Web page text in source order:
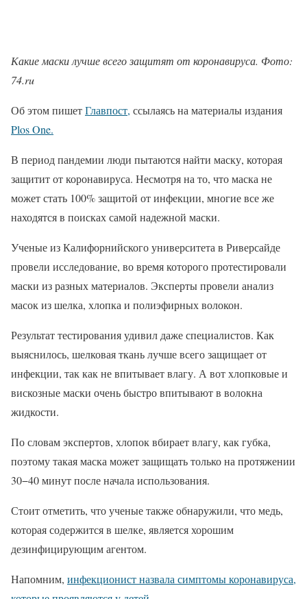
Какие маски лучше всего защитят от коронавируса. Фото:
74.ru
Об этом пишетГлавпост, ссылаясь на материалы издания
Plos One.
В период пандемии люди пытаются найти маску, которая
защитит от коронавируса. Несмотря на то, что маска не
может стать 100% защитой от инфекции, многие все же
находятся в поисках самой надежной маски.
Ученые из Калифорнийского университета в Риверсайде
провели исследование, во время которого протестировали
маски из разных материалов. Эксперты провели анализ
масок из шелка, хлопка и полиэфирных волокон.
Результат тестирования удивил даже специалистов. Как
выяснилось, шелковая ткань лучше всего защищает от
инфекции, так как не впитывает влагу. А вот хлопковые и
вискозные маски очень быстро впитывают в волокна
жидкости.
По словам экспертов, хлопок вбирает влагу, как губка,
поэтому такая маска может защищать только на протяжении
30−40 минут после начала использования.
Стоит отметить, что ученые также обнаружили, что медь,
которая содержится в шелке, является хорошим
дезинфицирующим агентом.
Напомним, инфекционист назвала симптомы коронавируса,